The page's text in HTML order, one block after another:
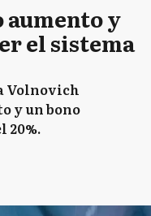
aumento y
el sistema
Volnovich
y un bono
20%.